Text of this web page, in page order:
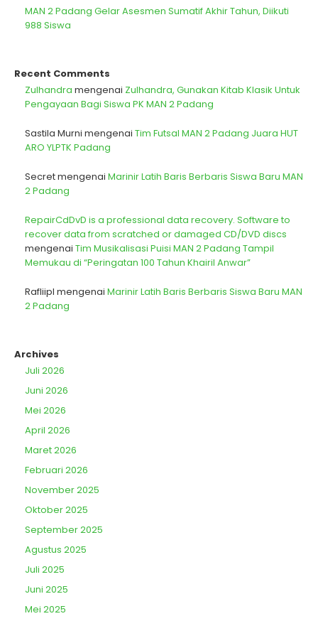
MAN 2 Padang Gelar Asesmen Sumatif Akhir Tahun, Diikuti
988 Siswa
Recent Comments
Zulhandra mengenai Zulhandra, Gunakan Kitab Klasik Untuk
Pengayaan Bagi Siswa PK MAN 2 Padang
Sastila Murni mengenai Tim Futsal MAN 2 Padang Juara HUT
ARO YLPTK Padang
Secretmengenai Marinir Latih Baris Berbaris Siswa Baru MAN
2 Padang
RepairCdDvD is a professional data recovery. Software to
recover data from scratched or damaged CD/DVD discs
mengenai Tim Musikalisasi Puisi MAN 2 Padang Tampil
Memukau di “Peringatan 100 Tahun Khairil Anwar”
Rafliipl mengenai Marinir Latih Baris Berbaris Siswa Baru MAN
2 Padang
Archives
Juli 2026
Juni 2026
Mei 2026
April 2026
Maret 2026
Februari 2026
November 2025
Oktober 2025
September 2025
Agustus 2025
Juli 2025
Juni 2025
Mei 2025